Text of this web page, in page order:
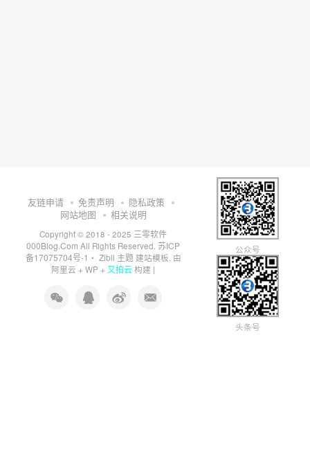
友链申请 免责声明
隐私政策
网站地图
相关说明
Copyright © 2018 - 2025 三零软件
000Blog.Com All Rights Reserved. 苏ICP
备17075704号-1 ・ Zibll 主题建站模板. 由
阿里云 + WP + 又拍云构建 |
公众号
头条号